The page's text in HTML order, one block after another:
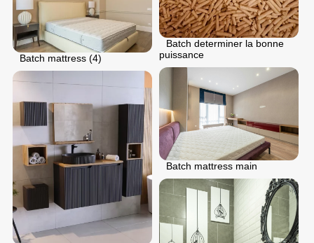
Batch determiner la bonne
puissance
Batch mattress (4)
Batch mattress main